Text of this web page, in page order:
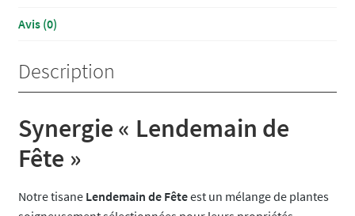
Avis (0)
Description
Synergie « Lendemain de
Fête »
Notre tisane Lendemain de Fêteest un mélange de plantes